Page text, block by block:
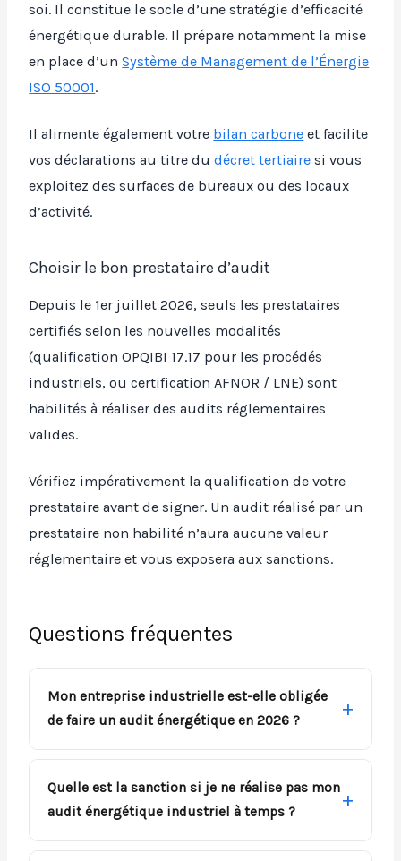
soi. Il constitue le socle d’une stratégie d’efficacité
énergétique durable. Il prépare notamment la mise
en place d’unSystème de Management de l’Énergie
ISO 50001.
Il alimente également votre bilan carbone et facilite
vos déclarations au titre dudécret tertiaire si vous
exploitez des surfaces de bureaux ou des locaux
d’activité.
Choisir le bon prestataire d’audit
Depuis le 1er juillet 2026, seuls les prestataires
certifiés selon les nouvelles modalités
(qualification OPQIBI 17.17 pour les procédés
industriels, ou certification AFNOR / LNE) sont
habilités à réaliser des audits réglementaires
valides.
Vérifiez impérativement la qualification de votre
prestataire avant de signer. Un audit réalisé par un
prestataire non habilité n’aura aucune valeur
réglementaire et vous exposera aux sanctions.
Questions fréquentes
Mon entreprise industrielle est-elle obligée
de faire un audit énergétique en 2026 ?
Quelle est la sanction si je ne réalise pas mon
audit énergétique industriel à temps ?